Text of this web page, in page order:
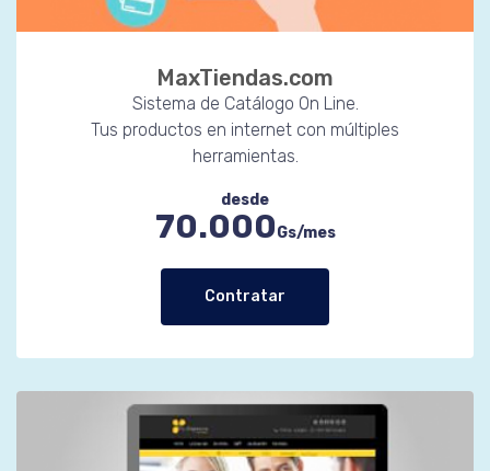
MaxTiendas.com
Sistema de Catálogo On Line.
Tus productos en internet con múltiples
herramientas.
desde
70.000Gs/mes
Contratar